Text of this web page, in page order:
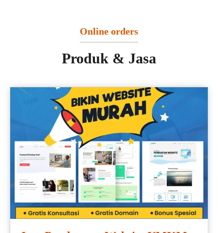
Online orders
Produk & Jasa